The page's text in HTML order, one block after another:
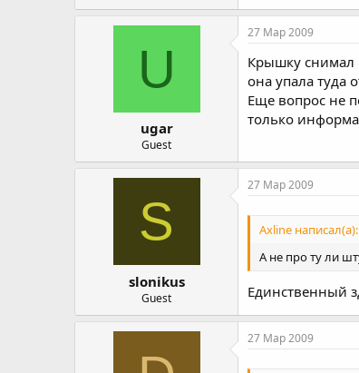
U
ugar
Guest
27 Мар 2009
Крышку снимал
она упала туда
Еще вопрос не
только
S
slonikus
Guest
27 Мар 2009
Axline написал(а):
А не про ту ли
Единственный
27 Мар 2009